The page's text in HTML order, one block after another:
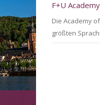
F+U
Die Academy
größten